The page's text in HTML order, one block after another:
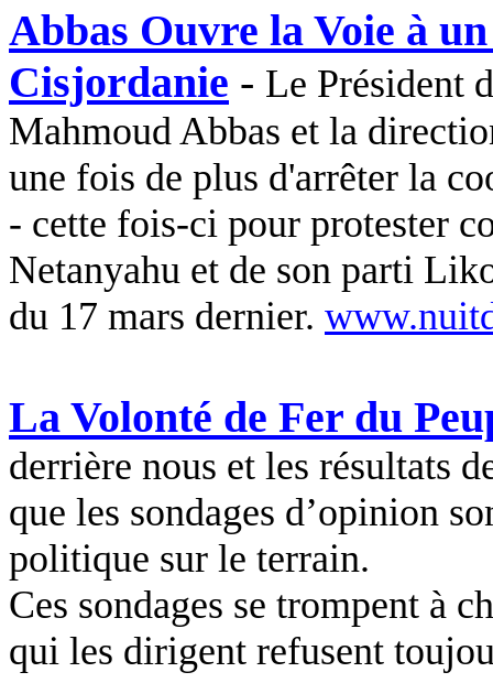
Abbas Ouvre la Voie à
Cisjordanie - Le Président
Mahmoud Abbas et la
une fois de plus d'arrêter la
- cette fois-ci pour protester
Netanyahu et de son parti
du 17 mars dernier.
La Volonté de Fer du
derrière nous et les résultats
que les sondages d’opinion
politique sur le terrain.
Ces sondages se trompent à
qui les dirigent refusent